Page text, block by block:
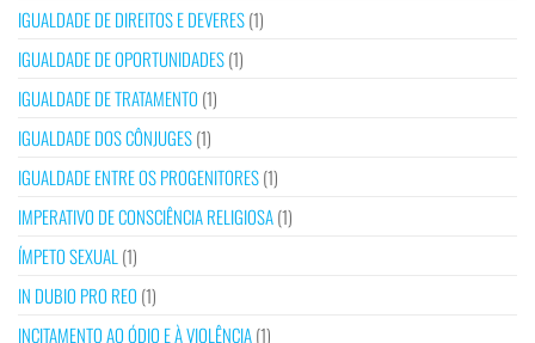
IGUALDADE DE DIREITOS E DEVERES(1)
IGUALDADE DE OPORTUNIDADES(1)
IGUALDADE DE TRATAMENTO (1)
IGUALDADE DOS CÔNJUGES(1)
IGUALDADE ENTRE OS PROGENITORES(1)
IMPERATIVO DE CONSCIÊNCIA RELIGIOSA(1)
ÍMPETO SEXUAL (1)
IN DUBIO PRO REO (1)
INCITAMENTO AO ÓDIO E À VIOLÊNCIA(1)